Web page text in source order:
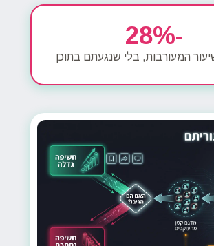
28%-
המעורבות, בלי שנגעתם בתוכן